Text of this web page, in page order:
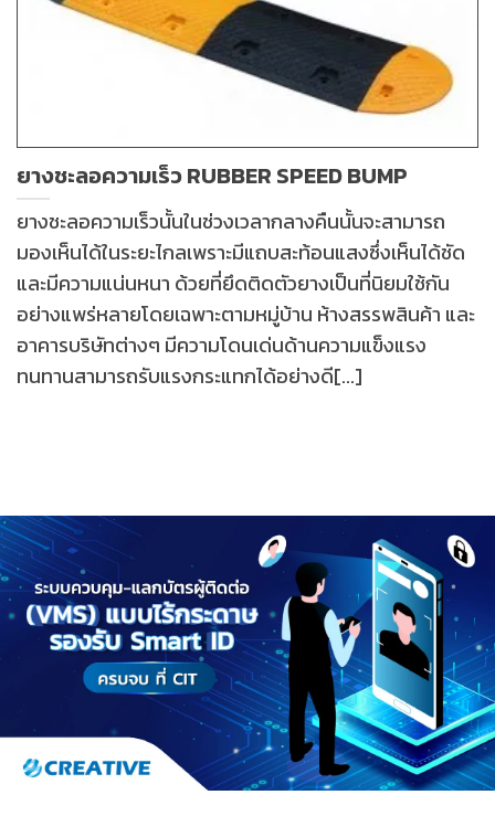
ยางชะลอความเร็ว RUBBER SPEED BUMP
ยางชะลอความเร็วนั้นในช่วงเวลากลางคืนนั้นจะสามารถ
มองเห็นได้ในระยะไกลเพราะมีแถบสะท้อนแสงซึ่งเห็นได้ชัด
และมีความแน่นหนา ด้วยที่ยึดติดตัวยางเป็นที่นิยมใช้กัน
อย่างแพร่หลายโดยเฉพาะตามหมู่บ้าน ห้างสรรพสินค้า และ
อาคารบริษัทต่างๆ มีความโดนเด่นด้านความแข็งแรง
ทนทานสามารถรับแรงกระแทกได้อย่างดี[...]